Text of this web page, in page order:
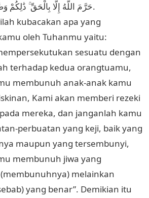
حَرَّمَ اللَّهُ إِلَّا بِالْحَقِّ ۚ ذَٰلِكُمْ وَصَّاكُمْ بِهِ لَعَلَّكُمْ تَعْقِلُونَ.
kubacakan apa yang
oleh Tuhanmu yaitu:
sesuatu dengan
terhadap kedua orangtuamu,
membunuh anak-anak kamu
Kami akan memberi rezeki
mereka, dan janganlah kamu
perbuatan yang keji, baik yang
maupun yang tersembunyi,
membunuh jiwa yang
melainkan
yang benar”. Demikian itu